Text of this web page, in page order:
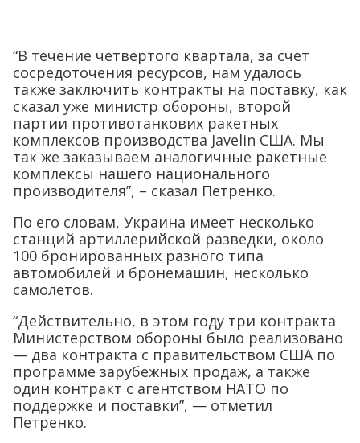
“В течение четвертого квартала, за счет
сосредоточения ресурсов, нам удалось
также заключить контракты на поставку, как
сказал уже министр обороны, второй
партии противотанкових ракетных
комплексов производства Javelin США. Мы
так же заказываем аналогичные ракетные
комплексы нашего национального
производителя”, – сказал Петренко.
По его словам, Украина имеет несколько
станций артиллерийской разведки, около
100 бронированных разного типа
автомобилей и бронемашин, несколько
самолетов.
“Действительно, в этом году три контракта
Министерством обороны было реализовано
— два контракта с правительством США по
программе зарубежных продаж, а также
один контракт с агентством НАТО по
поддержке и поставки”, — отметил
Петренко.